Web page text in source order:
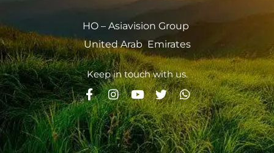
HO – Asiavision Group
United Arab Emirates
Keep in touch with us.